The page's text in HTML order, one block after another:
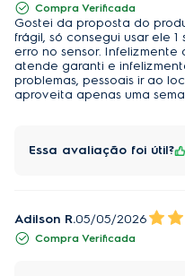
Compra Verificada
Gostei da proposta do
frágil, só consegui usar ele
erro no sensor.
atende garanti e
problemas, pessoais ir ao
aproveita apenas uma
Essa avaliação foi útil?
Adilson R.05/05/2026
Compra Verificada